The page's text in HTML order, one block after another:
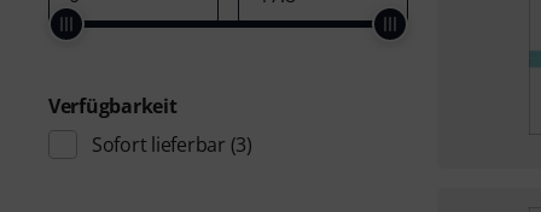
Verfügbarkeit
Sofort lieferbar (3)